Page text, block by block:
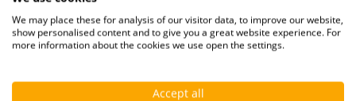
We may place these for analysis of our visitor data, to improve our website,
show personalised content and to give you a great website experience. For
more information about the cookies we use open the settings.
Accept all